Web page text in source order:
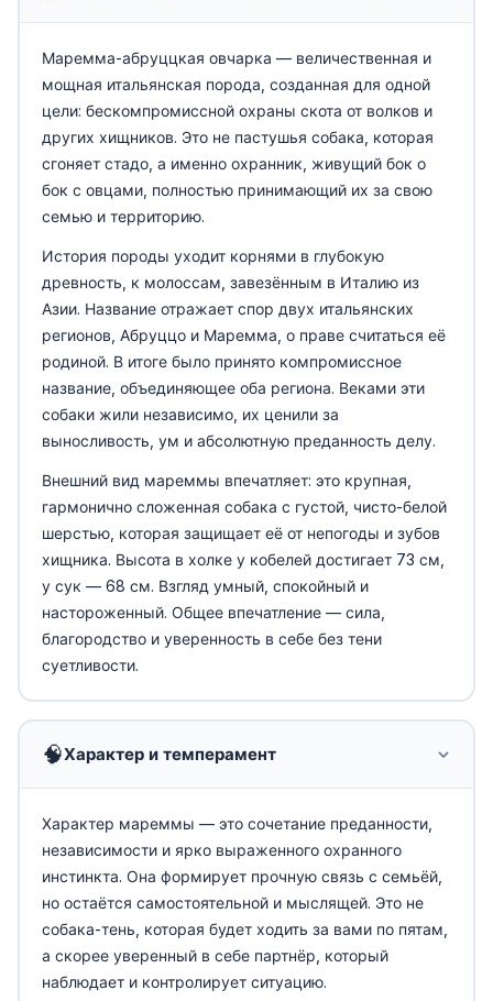
Маремма-абруццкая овчарка — величественная и
мощная итальянская порода, созданная для одной
цели: бескомпромиссной охраны скота от волков и
других хищников. Это не пастушья собака, которая
сгоняет стадо, а именно охранник, живущий бок о
бок с овцами, полностью принимающий их за свою
семью и территорию.
История породы уходит корнями в глубокую
древность, к молоссам, завезённым в Италию из
Азии. Название отражает спор двух итальянских
регионов, Абруццо и Маремма, о праве считаться её
родиной. В итоге было принято компромиссное
название, объединяющее оба региона. Веками эти
собаки жили независимо, их ценили за
выносливость, ум и абсолютную преданность делу.
Внешний вид мареммы впечатляет: это крупная,
гармонично сложенная собака с густой, чисто-белой
шерстью, которая защищает её от непогоды и зубов
хищника. Высота в холке у кобелей достигает 73 см,
у сук — 68 см. Взгляд умный, спокойный и
настороженный. Общее впечатление — сила,
благородство и уверенность в себе без тени
суетливости.
🧠Характер и темперамент
Характер мареммы — это сочетание преданности,
независимости и ярко выраженного охранного
инстинкта. Она формирует прочную связь с семьёй,
но остаётся самостоятельной и мыслящей. Это не
собака-тень, которая будет ходить за вами по пятам,
а скорее уверенный в себе партнёр, который
наблюдает и контролирует ситуацию.